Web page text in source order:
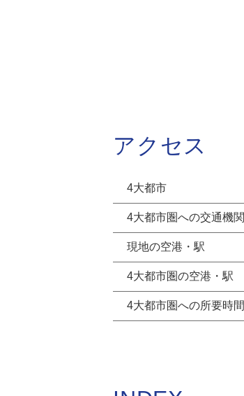
アクセス
4大都市
4大都市圏への交通機関
現地の空港・駅
4大都市圏の空港・駅
4大都市圏への所要時間